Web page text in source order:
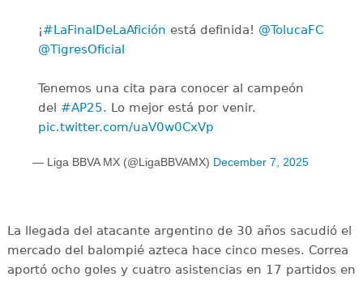
¡#LaFinalDeLaAfición está definida! @TolucaFC
@TigresOficial
Tenemos una cita para conocer al campeón
del #AP25. Lo mejor está por venir.
pic.twitter.com/uaV0w0CxVp
— Liga BBVA MX (@LigaBBVAMX) December 7, 2025
La llegada del atacante argentino de 30 años sacudió el
mercado del balompié azteca hace cinco meses. Correa
aportó ocho goles y cuatro asistencias en 17 partidos en